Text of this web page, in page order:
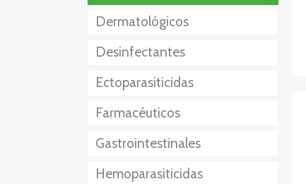
Externo+Interno
Dermatológicos
Desinfectantes
Ectoparasiticidas
Farmacéuticos
Anestésico-Sedante
Eutanásicos
Gastrointestinales
Hemoparasiticidas